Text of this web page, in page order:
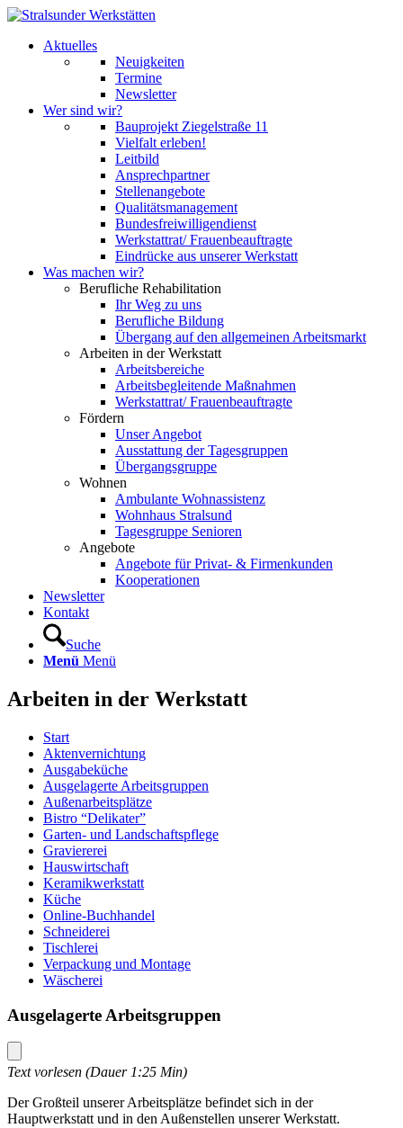
Aktuelles
Neuigkeiten
Termine
Newsletter
Wer sind wir?
Bauprojekt Ziegelstraße 11
Vielfalt erleben!
Leitbild
Ansprechpartner
Stellenangebote
Qualitätsmanagement
Bundesfreiwilligendienst
Werkstattrat/ Frauenbeauftragte
Eindrücke aus unserer Werkstatt
Was machen wir?
Berufliche Rehabilitation
Ihr Weg zu uns
Berufliche Bildung
Übergang auf den allgemeinen Arbeitsmarkt
Arbeiten in der Werkstatt
Arbeitsbereiche
Arbeitsbegleitende Maßnahmen
Werkstattrat/ Frauenbeauftragte
Fördern
Unser Angebot
Ausstattung der Tagesgruppen
Übergangsgruppe
Wohnen
Ambulante Wohnassistenz
Wohnhaus Stralsund
Tagesgruppe Senioren
Angebote
Angebote für Privat- & Firmenkunden
Kooperationen
Newsletter
Kontakt
Suche
Menü Menü
Arbeiten in der Werkstatt
Start
Aktenvernichtung
Ausgabeküche
Ausgelagerte Arbeitsgruppen
Außenarbeitsplätze
Bistro “Delikater”
Garten- und Landschaftspflege
Graviererei
Hauswirtschaft
Keramikwerkstatt
Küche
Online-Buchhandel
Schneiderei
Tischlerei
Verpackung und Montage
Wäscherei
Ausgelagerte Arbeitsgruppen
Text vorlesen (Dauer 1:25 Min)
Der Großteil unserer Arbeitsplätze befindet sich in der
Hauptwerkstatt und in den Außenstellen unserer Werkstatt.